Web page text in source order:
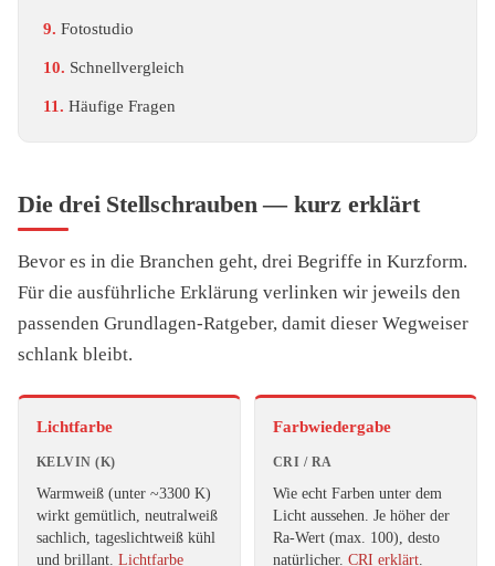
Fotostudio
Schnellvergleich
Häufige Fragen
Die drei Stellschrauben — kurz erklärt
Bevor es in die Branchen geht, drei Begriffe in Kurzform.
Für die ausführliche Erklärung verlinken wir jeweils den
passenden Grundlagen-Ratgeber, damit dieser Wegweiser
schlank bleibt.
Lichtfarbe
KELVIN (K)
Warmweiß (unter ~3300 K)
wirkt gemütlich, neutralweiß
sachlich, tageslichtweiß kühl
und brillant. Lichtfarbe
Farbwiedergabe
CRI / RA
Wie echt Farben unter dem
Licht aussehen. Je höher der
Ra-Wert (max. 100), desto
natürlicher. CRI erklärt.